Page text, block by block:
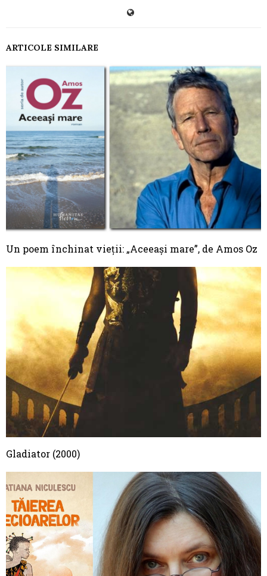
ARTICOLE SIMILARE
Un poem închinat vieţii: „Aceeaşi mare”, de Amos Oz
Gladiator (2000)